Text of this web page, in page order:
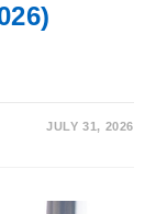
JULY 31, 2026